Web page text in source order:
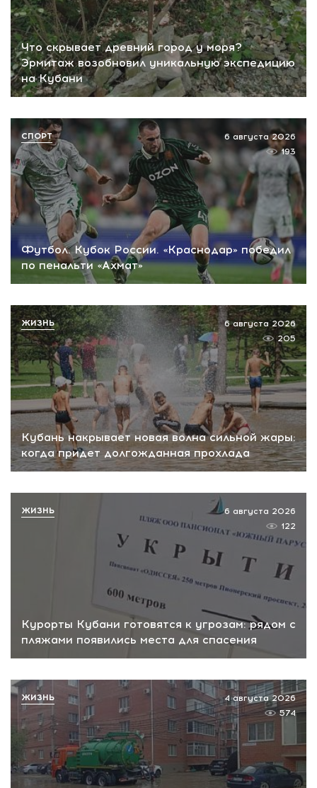
Что скрывает древний город у моря?
Эрмитаж возобновил уникальную экспедицию
на Кубани
Футбол. Кубок России. «Краснодар» победил
по пенальти «Ахмат»
6 августа 2026
193
СПОРТ
Кубань накрывает новая волна сильной жары:
когда придет долгожданная прохлада
6 августа 2026
205
ЖИЗНЬ
Курорты Кубани готовятся к угрозам: рядом с
пляжами появились места для спасения
6 августа 2026
122
ЖИЗНЬ
4 августа 2026
574
ЖИЗНЬ